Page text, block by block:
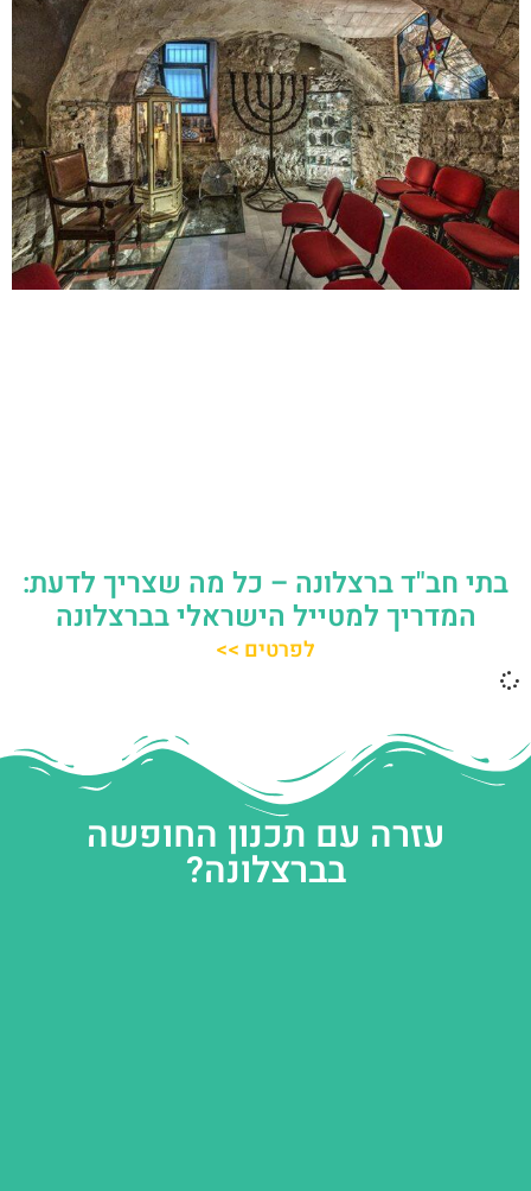
בתי חב"ד ברצלונה – כל מה שצריך לדעת:
המדריך למטייל הישראלי בברצלונה
לפרטים >>
עזרה עם תכנון החופשה
בברצלונה?